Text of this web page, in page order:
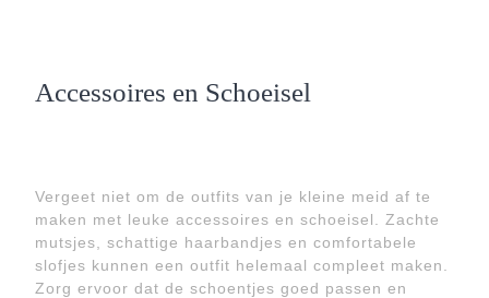
Accessoires en Schoeisel
Vergeet niet om de outfits van je kleine meid af te
maken met leuke accessoires en schoeisel. Zachte
mutsjes, schattige haarbandjes en comfortabele
slofjes kunnen een outfit helemaal compleet maken.
Zorg ervoor dat de schoentjes goed passen en